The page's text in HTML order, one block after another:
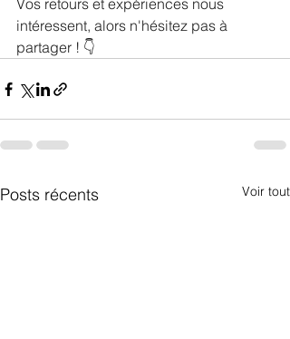
Vos retours et expériences nous
intéressent, alors n'hésitez pas à
partager ! 👇
Posts récents Voir tout